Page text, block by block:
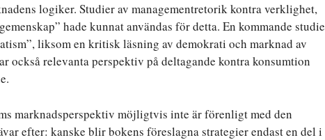
logiker. Studier av managementretorik kontra verklighet,
hade kunnat användas för detta. En kommande studie
liksom en kritisk läsning av demokrati och marknad av
också relevanta perspektiv på deltagande kontra konsumtion
marknadsperspektiv möjligtvis inte är förenligt med den
efter: kanske blir bokens föreslagna strategier endast en del i